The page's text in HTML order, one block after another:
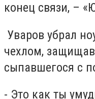
конец связи, –
Уваров убрал
чехлом,
сыпавшегося с
- Это как ты